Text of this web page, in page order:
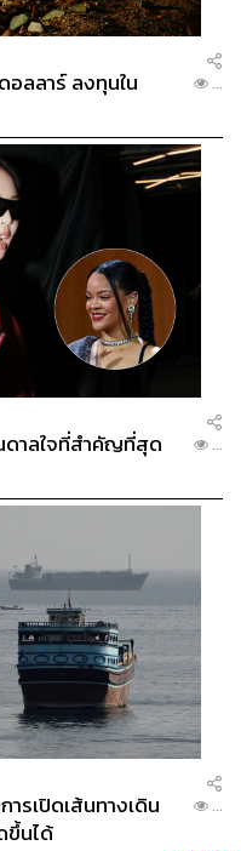
ลลาร์ ลงทุนใน
...
ดาลใจที่สำคัญที่สุด
...
รเปิดเส้นทางเดิน
ขึ้นได้
...